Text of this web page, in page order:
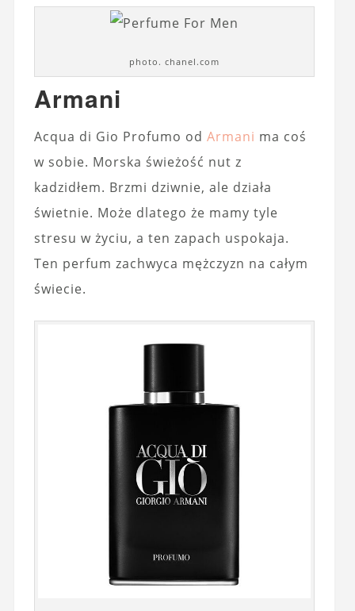
photo. chanel.com
Armani
Acqua di Gio Profumo od Armani ma coś
w sobie. Morska świeżość nut z
kadzidłem. Brzmi dziwnie, ale działa
świetnie. Może dlatego że mamy tyle
stresu w życiu, a ten zapach uspokaja.
Ten perfum zachwyca mężczyzn na całym
świecie.